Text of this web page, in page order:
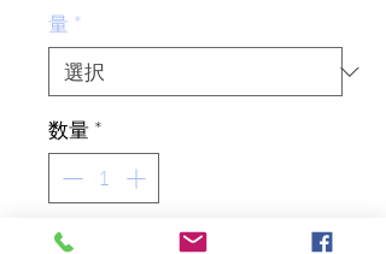
価
量 *
数量 *